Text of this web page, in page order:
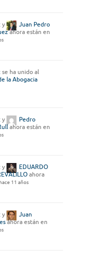
y
Juan Pedro
ahora están en
se ha unido al
la Abogacia
y
Pedro
ahora están en
y
EDUARDO
ahora
11 años
y
Juan
ahora están en